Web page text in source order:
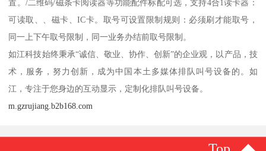
置。/二维码/磁条卡阅读器等功能配件标配可选，支持4合1读卡器：
可读取、、磁卡、IC卡。取号可设置限制规则：必须刷才能取号，
同一上下午取号限制，同一业务办结前取号限制。
如江科技始终秉承“诚信、敬业、协作、创新”的企业观，以产品，技
术，服务，努力创新，成为中国本土多媒体排队叫号设备的。如
江，专注于您身边的互动显示，定制化排队叫号设备。
m.gzrujiang.b2b168.com